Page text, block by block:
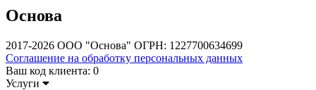
Основа
2017-2026 ООО "Основа" ОГРН: 1227700634699
Соглашение на обработку персональных данных
Ваш код клиента: 0
Услуги